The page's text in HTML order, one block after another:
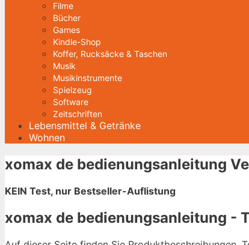
Filme
Bücher
Games
Kindle-Shop
Koffer, Rucksäcke & Taschen
Musik
Musikinstrumente
Spielzeug
Software
Zeitschriften
Lebensmittel & Getränke
Wohnen
xomax de bedienungsanleitung
KEIN Test, nur Bestseller-Auflistung
xomax de bedienungsanleitung -